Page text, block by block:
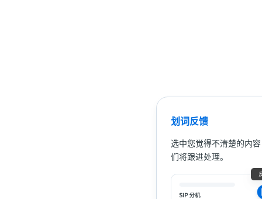
划词反馈
选中您觉得不清楚的内
们将跟进处理。